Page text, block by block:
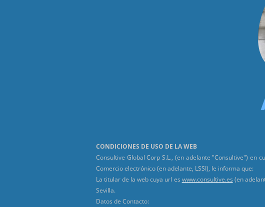
CONDICIONES DE USO DE LA WEB
Consultive Global Corp S.L., (en adelante "Consultive") en
Comercio electrónico (en adelante, LSSI), le informa que:
La titular de la web cuya url es www.consultive.es (en
Sevilla.
Datos de Contacto: